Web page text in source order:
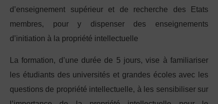
d’enseignement supérieur et de recherche des Etats
membres, pour y dispenser des enseignements
d’initiation à la propriété intellectuelle
La formation, d’une durée de 5 jours, vise à familiariser
les étudiants des universités et grandes écoles avec les
questions de propriété intellectuelle, à les sensibiliser sur